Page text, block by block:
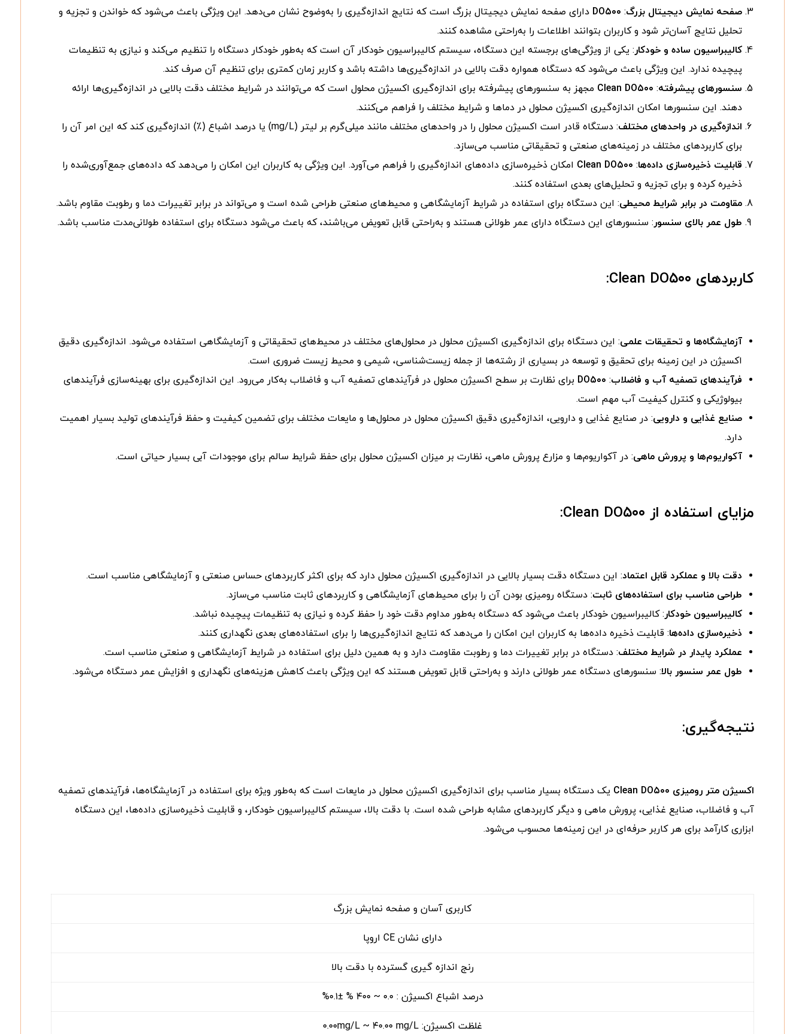
صفحه نمایش دیجیتال بزرگ: DO۵۰۰ دارای صفحه نمایش دیجیتال بزرگ است که نتایج اندازه‌گیری را به‌وضوح نشان می‌دهد. این ویژگی باعث می‌شود که خواندن و تجزیه و
تحلیل نتایج آسان‌تر شود و کاربران بتوانند اطلاعات را به‌راحتی مشاهده کنند.
کالیبراسیون ساده و خودکار: یکی از ویژگی‌های برجسته این دستگاه، سیستم کالیبراسیون خودکار آن است که به‌طور خودکار دستگاه را تنظیم می‌کند و نیازی به تنظیمات
پیچیده ندارد. این ویژگی باعث می‌شود که دستگاه همواره دقت بالایی در اندازه‌گیری‌ها داشته باشد و کاربر زمان کمتری برای تنظیم آن صرف کند.
سنسورهای پیشرفته: Clean DO۵۰۰ مجهز به سنسورهای پیشرفته برای اندازه‌گیری اکسیژن محلول است که می‌توانند در شرایط مختلف دقت بالایی در اندازه‌گیری‌ها ارائه
دهند. این سنسورها امکان اندازه‌گیری اکسیژن محلول در دماها و شرایط مختلف را فراهم می‌کنند.
اندازه‌گیری در واحدهای مختلف
: دستگاه قادر است اکسیژن محلول را در واحدهای مختلف مانند میلی‌گرم بر لیتر (mg/L) یا درصد اشباع (٪) اندازه‌گیری کند که این امر آن را
برای کاربردهای مختلف در زمینه‌های صنعتی و تحقیقاتی مناسب می‌سازد.
قابلیت ذخیره‌سازی داده‌ها: Clean DO۵۰۰ امکان ذخیره‌سازی داده‌های اندازه‌گیری را فراهم می‌آورد. این ویژگی به کاربران این امکان را می‌دهد که داده‌های جمع‌آوری‌شده را
ذخیره کرده و برای تجزیه و تحلیل‌های بعدی استفاده کنند.
مقاومت در برابر شرایط محیطی: این دستگاه برای استفاده در شرایط آزمایشگاهی و محیط‌های صنعتی طراحی شده است و می‌تواند در برابر تغییرات دما و رطوبت مقاوم باشد.
طول عمر بالای سنسور: سنسورهای این دستگاه دارای عمر طولانی هستند و به‌راحتی قابل تعویض می‌باشند، که باعث می‌شود دستگاه برای استفاده طولانی‌مدت مناسب باشد.
کاربردهای Clean DO۵۰۰:
آزمایشگاه‌ها و تحقیقات علمی: این دستگاه برای اندازه‌گیری اکسیژن محلول در محلول‌های مختلف در محیط‌های تحقیقاتی و آزمایشگاهی استفاده می‌شود. اندازه‌گیری دقیق
اکسیژن در این زمینه برای تحقیق و توسعه در بسیاری از رشته‌ها از جمله زیست‌شناسی، شیمی و محیط زیست ضروری است.
فرآیندهای تصفیه آب و فاضلاب: DO۵۰۰ برای نظارت بر سطح اکسیژن محلول در فرآیندهای تصفیه آب و فاضلاب به‌کار می‌رود. این اندازه‌گیری برای بهینه‌سازی فرآیندهای
بیولوژیکی و کنترل کیفیت آب مهم است.
صنایع غذایی و دارویی: در صنایع غذایی و دارویی، اندازه‌گیری دقیق اکسیژن محلول در محلول‌ها و مایعات مختلف برای تضمین کیفیت و حفظ فرآیندهای تولید بسیار اهمیت
دارد.
آکواریوم‌ها و پرورش ماهی: در آکواریوم‌ها و مزارع پرورش ماهی، نظارت بر میزان اکسیژن محلول برای حفظ شرایط سالم برای موجودات آبی بسیار حیاتی است.
مزایای استفاده از Clean DO۵۰۰:
دقت بالا و عملکرد قابل اعتماد: این دستگاه دقت بسیار بالایی در اندازه‌گیری اکسیژن محلول دارد که برای اکثر کاربردهای حساس صنعتی و آزمایشگاهی مناسب است.
طراحی مناسب برای استفاده‌های ثابت: دستگاه رومیزی بودن آن را برای محیط‌های آزمایشگاهی و کاربردهای ثابت مناسب می‌سازد.
کالیبراسیون خودکار: کالیبراسیون خودکار باعث می‌شود که دستگاه به‌طور مداوم دقت خود را حفظ کرده و نیازی به تنظیمات پیچیده نباشد.
ذخیره‌سازی داده‌ها: قابلیت ذخیره داده‌ها به کاربران این امکان را می‌دهد که نتایج اندازه‌گیری‌ها را برای استفاده‌های بعدی نگهداری کنند.
عملکرد پایدار در شرایط مختلف: دستگاه در برابر تغییرات دما و رطوبت مقاومت دارد و به همین دلیل برای استفاده در شرایط آزمایشگاهی و صنعتی مناسب است.
طول عمر سنسور بالا: سنسورهای دستگاه عمر طولانی دارند و به‌راحتی قابل تعویض هستند که این ویژگی باعث کاهش هزینه‌های نگهداری و افزایش عمر دستگاه می‌شود.
نتیجه‌گیری:
اکسیژن متر رومیزی Clean DO۵۰۰
یک دستگاه بسیار مناسب برای اندازه‌گیری اکسیژن محلول در مایعات است که به‌طور ویژه برای استفاده در آزمایشگاه‌ها، فرآیندهای تصفیه
آب و فاضلاب، صنایع غذایی، پرورش ماهی و دیگر کاربردهای مشابه طراحی شده است. با دقت بالا، سیستم کالیبراسیون خودکار، و قابلیت ذخیره‌سازی داده‌ها، این دستگاه
ابزاری کارآمد برای هر کاربر حرفه‌ای در این زمینه‌ها محسوب می‌شود.
کاربری آسان و صفحه نمایش بزرگ
دارای نشان CE اروپا
رنج اندازه گیری گسترده با دقت بالا
درصد اشباع اکسیژن : ۰.۰ ~ ۴۰۰ % ±۰.۱%
غلظت اکسیژن: ۰.۰۰mg/L ~ ۴۰.۰۰ mg/L